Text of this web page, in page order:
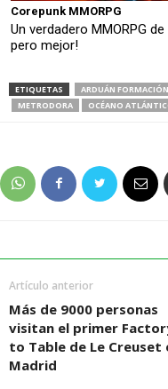
Corepunk MMORPG
Un verdadero MMORPG
pero mejor!
ETIQUETAS ARDUÁN FORMACIÓN
METRODORA
OCÉANO
Artículo anterior
Más de 9000 personas
visitan el primer
to Table de Le Creuset
Madrid